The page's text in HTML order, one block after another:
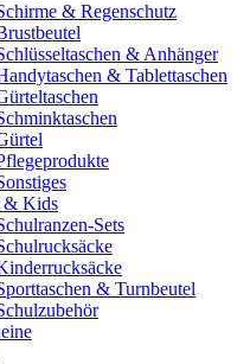
& Regenschutz
& Anhänger
& Tablettaschen
& Kids
Sets
& Turnbeutel